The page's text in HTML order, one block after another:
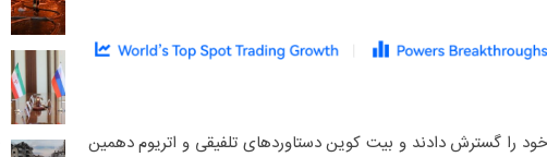
را گسترش دادند و بیت کوین دستاوردهای تلفیقی و اتریوم دهمین